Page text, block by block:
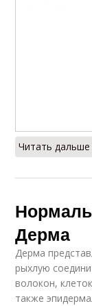
Читать
Дерма
Дерма
рыхлую
волокон,
также